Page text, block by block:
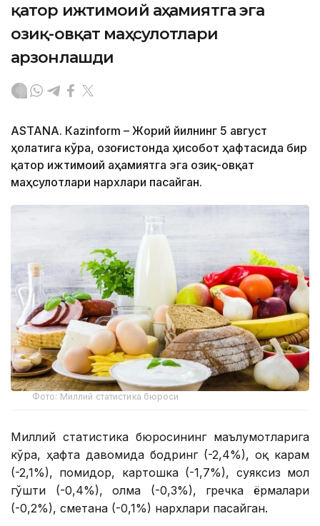
қатор ижтимоий аҳамиятга эга
озиқ-овқат маҳсулотлари
арзонлашди
ASTANА. Кazinform – Жорий йилнинг 5 август
ҳолатига кўра, Қозоғистонда ҳисобот ҳафтасида бир
қатор ижтимоий аҳамиятга эга озиқ-овқат
маҳсулотлари нархлари пасайган.
Фото: Миллий статистика бюроси
Миллий статистика бюросининг маълумотларига
кўра, ҳафта давомида бодринг (-2,4%), оқ карам
(-2,1%), помидор, картошка (-1,7%), суяксиз мол
гўшти (-0,4%), олма (-0,3%), гречка ёрмалари
(-0,2%), сметана (-0,1%) нархлари пасайган.